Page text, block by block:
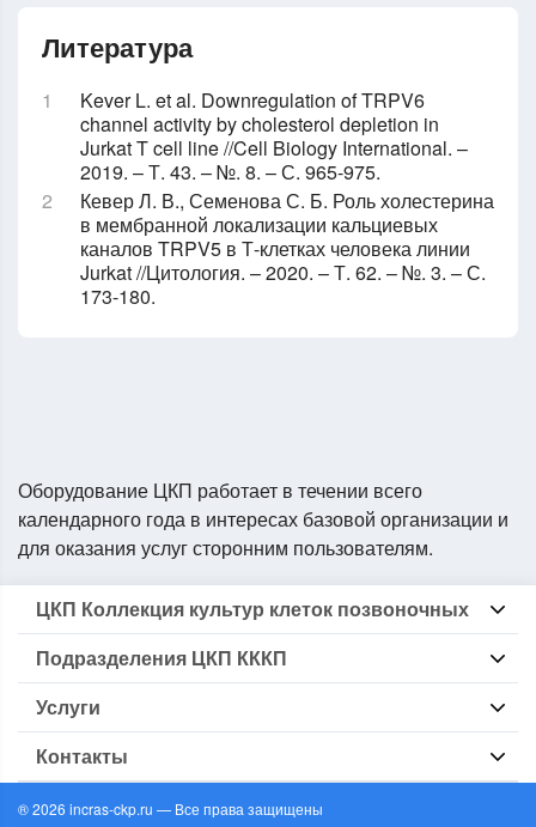
Литература
Kever L. et al. Downregulation of TRPV6
channel activity by cholesterol depletion in
Jurkat T cell line //Cell Biology International. –
2019. – Т. 43. – №. 8. – С. 965-975.
Кевер Л. В., Семенова С. Б. Роль холестерина
в мембранной локализации кальциевых
каналов TRPV5 в Т-клетках человека линии
Jurkat //Цитология. – 2020. – Т. 62. – №. 3. – С.
173-180.
Оборудование ЦКП работает в течении всего
календарного года в интересах базовой организации и
для оказания услуг сторонним пользователям.
ЦКП Коллекция культур клеток позвоночных
Информация о ЦКП КККП
Локальные нормативные
Перечень оборудования
Основные направления исследований
Подразделения ЦКП КККП
Группа БКККП
Группа Криокомплекс
Группа Стерилизации
Услуги
Выдача образцов клеточных линий
Депонирование авторских клеточных линий
Наращивание коллекционных клеточных линий под заказ
Дублированное хранение
Контакты
194 064
Санкт-Петербург
Тихорецкий пр. д.4
® 2026 incras-ckp.ru — Все права защищены